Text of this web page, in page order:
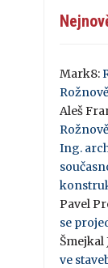
Mark8:
Aleš
Ing.
Pavel
se
Šmejkal
ve